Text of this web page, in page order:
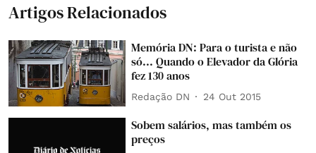
Artigos Relacionados
Memória DN: Para o turista e não
só... Quando o Elevador da Glória
fez 130 anos
Redação DN 24 Out 2015
Sobem salários, mas também os
preços